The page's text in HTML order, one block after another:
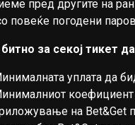
пред другите на
повеќе погодени
за секој тикет
уплата да
коефициент
на Bet&Get